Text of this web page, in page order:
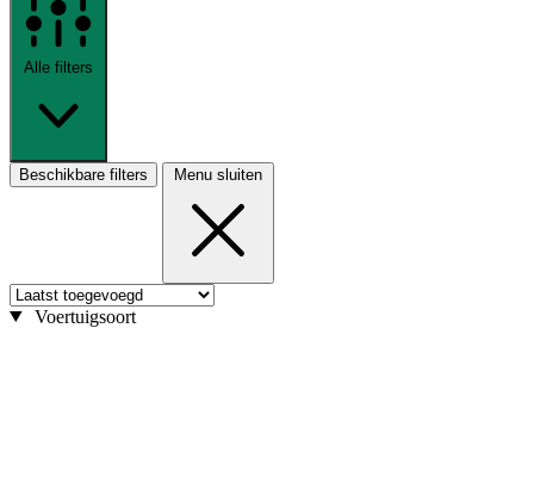
Alle filters
Beschikbare filters Menu sluiten
Voertuigsoort